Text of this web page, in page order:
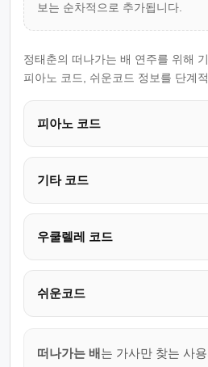
보는 순차적으로 추가됩니다.
정태춘의 떠나가는 배 연주를 위해
피아노 코드, 쉬운코드 정보를 단계
피아노 코드
기타 코드
우쿨렐레 코드
쉬운코드
떠나가는 배 는 가사만 찾는 사